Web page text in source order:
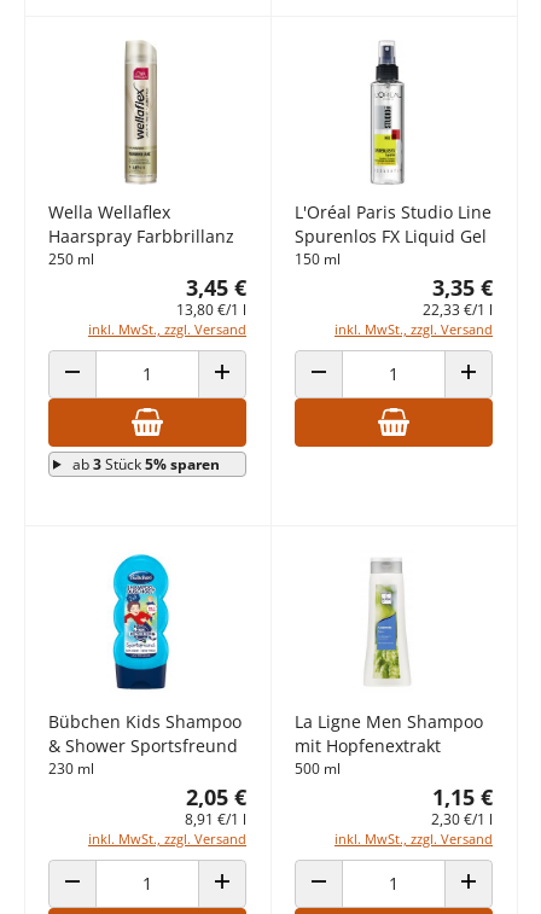
Wella Wellaflex
Haarspray Farbbrillanz
250 ml
3,45 €
13,80 €/1 l
inkl. MwSt., zzgl. Versand
ANZAHL VERRINGERN ANZAHL ERHÖHEN
ab3Stück5% sparen
L'Oréal Paris Studio Line
Spurenlos FX Liquid Gel
150 ml
3,35 €
22,33 €/1 l
inkl. MwSt., zzgl. Versand
ANZAHL VERRINGERN ANZAHL
Bübchen Kids Shampoo
& Shower Sportsfreund
230 ml
2,05 €
8,91 €/1 l
inkl. MwSt., zzgl. Versand
ANZAHL VERRINGERN ANZAHL ERHÖHEN
La Ligne Men Shampoo
mit Hopfenextrakt
500 ml
1,15 €
2,30 €/1 l
inkl. MwSt., zzgl. Versand
ANZAHL VERRINGERN ANZAHL